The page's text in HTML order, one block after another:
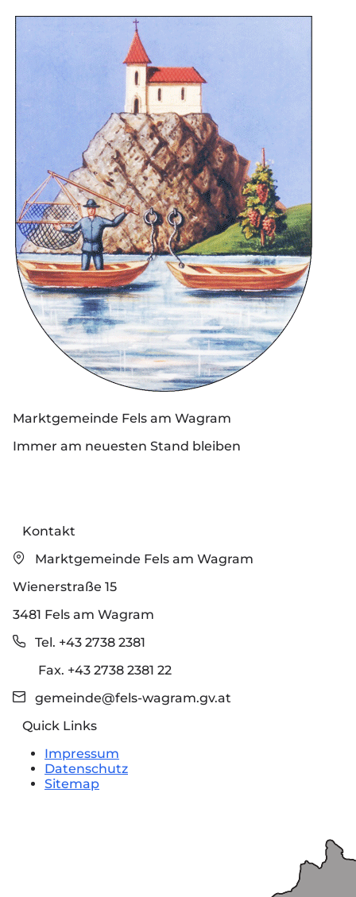
Marktgemeinde Fels am Wagram
Immer am neuesten Stand bleiben
Kontakt
Marktgemeinde Fels am Wagram
Wienerstraße 15
3481 Fels am Wagram
Tel. +43 2738 2381
Fax. +43 2738 2381 22
gemeinde@fels-wagram.gv.at
Quick Links
Impressum
Datenschutz
Sitemap